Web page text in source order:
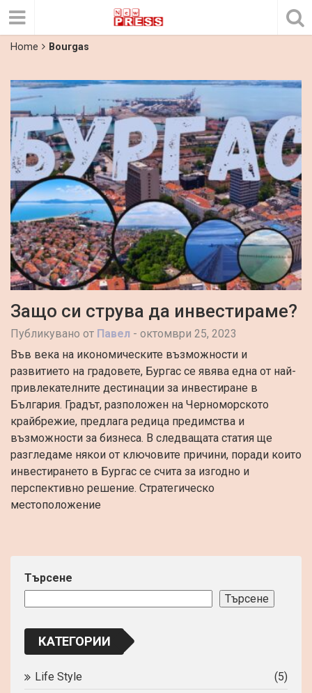
Home Bourgas
Защо си струва да инвестираме?
Публикувано от Павел - октомври 25, 2023
Във века на икономическите възможности и
развитието на градовете, Бургас се явява една от най-
привлекателните дестинации за инвестиране в
България. Градът, разположен на Черноморското
крайбрежие, предлага редица предимства и
възможности за бизнеса. В следващата статия ще
разгледаме някои от ключовите причини, поради които
инвестирането в Бургас се счита за изгодно и
перспективно решение. Стратегическо
местоположение
Търсене
Търсене
КАТЕГОРИИ
Life Style
(5)